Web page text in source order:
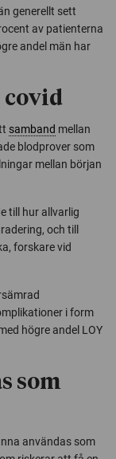
generellt sett
av patienterna
andel män har
samband mellan
blodprover som
mellan början
till hur allvarlig
och till
forskare vid
i form
högre andel LOY
som
användas som